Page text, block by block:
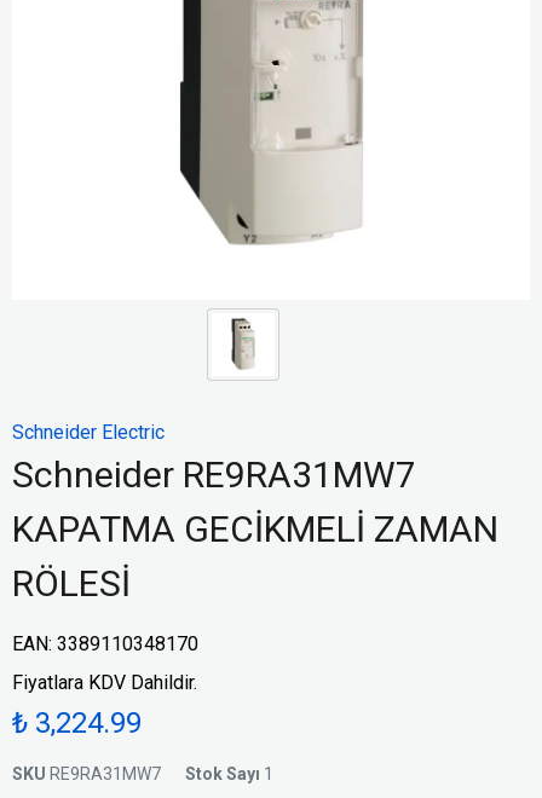
Schneider Electric
Schneider RE9RA31MW7
KAPATMA GECİKMELİ ZAMAN
RÖLESİ
EAN: 3389110348170
Fiyatlara KDV Dahildir.
₺ 3,224.99
SKU RE9RA31MW7 Stok Sayı 1